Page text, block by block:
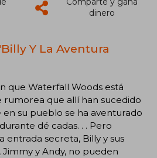
dinero
Y La Aventura
que Waterfall Woods está
rumorea que allí han sucedido
en su pueblo se ha aventurado
dé cadas. . . Pero
entrada secreta, Billy y sus
y Andy, no pueden